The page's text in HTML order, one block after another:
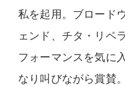
私を起用。ブロード
ェンド、チタ・リベラ
フォーマンスを気に
なり叫びながら賞賛